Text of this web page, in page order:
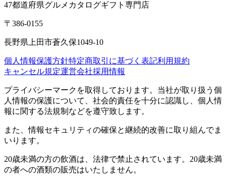
47都道府県グルメカタログギフト専門店
〒386-0155
長野県上田市蒼久保1049-10
個人情報保護方針特定商取引に基づく表記利用規約
キャンセル規定運営会社採用情報
プライバシーマークを取得しております。当社が取り扱う個
人情報の保護について、社会的責任を十分に認識し、個人情
報に関する法規制などを遵守致します。
また、情報セキュリティの確保と継続的改善に取り組んでま
いります。
20歳未満の方の飲酒は、法律で禁止されています。20歳未満
の者への酒類の販売はいたしません。